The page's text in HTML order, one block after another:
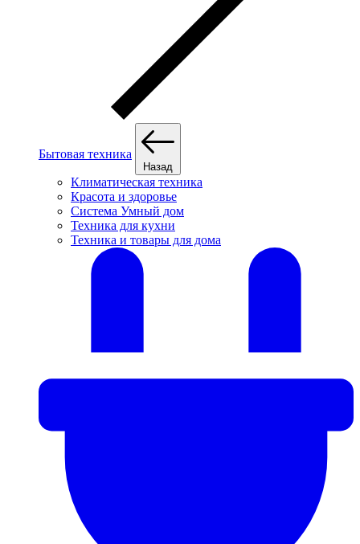
Бытовая техника
Назад
Климатическая техника
Красота и здоровье
Система Умный дом
Техника для кухни
Техника и товары для дома